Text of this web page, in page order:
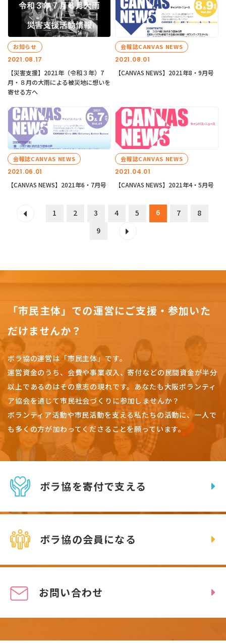
2021.08.17
お知らせ
【災害支援】2021年（令和３年）7
月・８月の大雨による被災地に想いを
寄せる方へ
2021.08.01
会報誌CANVAS NEWS
【CANVAS NEWS】2021年8・9月号
2021.06.01
会報誌CANVAS NEWS
【CANVAS NEWS】2021年6・7月号
2021.04.01
会報誌CANVAS NEWS
【CANVAS NEWS】2021年4・5月号
1 2 3 4 5 6 7
8
9
「市民主体」での運営にご支援・参加いた
だけませんか？
ボラ協の運営は「市民主体」です。
運営資金のうち、会費や事業収入、寄付などの民間資金が半分
以上であるのはその意志の現れです。 あなたも大阪ボランティ
ア協会を通じて市民社会づくりに参加しませんか？
ボランティア活動や市民活動を支える私たちの活動に、一人で
も多くの方が加わってくださることを願っています。
ボラ協を寄付で支える
ボラ協の会員になる
お問い合わせ